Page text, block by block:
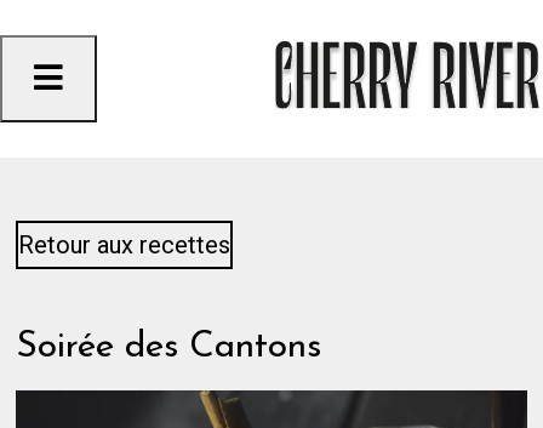
content
Retour aux recettes
Soirée des Cantons